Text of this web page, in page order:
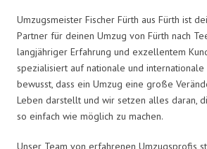
Umzugsmeister Fischer Fürth aus Fürth ist
Partner für deinen Umzug von Fürth nach
langjähriger Erfahrung und exzellentem
spezialisiert auf nationale und internationale
bewusst, dass ein Umzug eine große
Leben darstellt und wir setzen alles daran,
so einfach wie möglich zu machen.
Unser Team von erfahrenen Umzugsprofis